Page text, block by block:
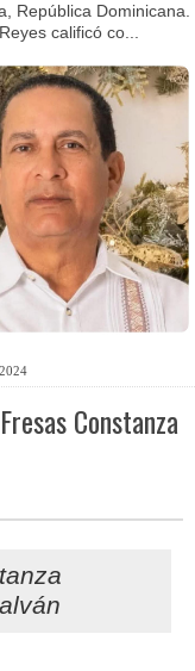
República Dominicana.
calificó co...
Constanza